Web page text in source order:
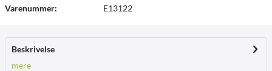
Varenummer: E13122
Beskrivelse
mere